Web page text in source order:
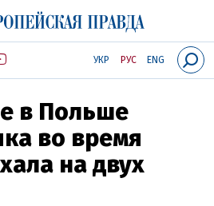
УКР РУС ENG
в Польше
во время
на двух